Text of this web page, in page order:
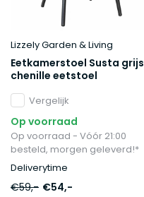
Lizzely Garden & Living
Eetkamerstoel Susta grijs
chenille eetstoel
Vergelijk
Op voorraad
Op voorraad - Vóór 21:00
besteld, morgen geleverd!*
Deliverytime
€59,- €54,-